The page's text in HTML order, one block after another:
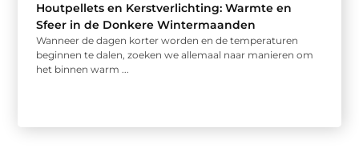
Houtpellets en Kerstverlichting: Warmte en
Sfeer in de Donkere Wintermaanden
Wanneer de dagen korter worden en de temperaturen
beginnen te dalen, zoeken we allemaal naar manieren om
het binnen warm ...